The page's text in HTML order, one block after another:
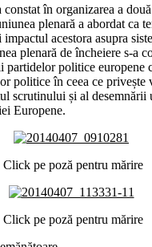
în organizarea a
plenară a abordat ca
impactul acestora asupra
plenară de încheiere s-a
partidelor politice europene
politice în ceea ce
scrutinului și al
Europene.
Click pe poză pentru mărire
Click pe poză pentru mărire